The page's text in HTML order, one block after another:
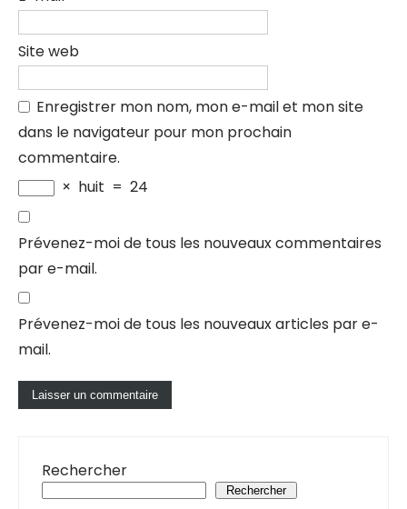
Site web
Enregistrer mon nom, mon e-mail et mon site
dans le navigateur pour mon prochain
commentaire.
× huit = 24
Prévenez-moi de tous les nouveaux commentaires
par e-mail.
Prévenez-moi de tous les nouveaux articles par e-
mail.
Rechercher
Rechercher